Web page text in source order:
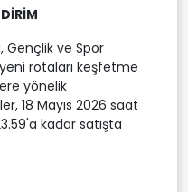
Gençlik ve Spor
rotaları keşfetme
yönelik
18 Mayıs 2026 saat
kadar satışta